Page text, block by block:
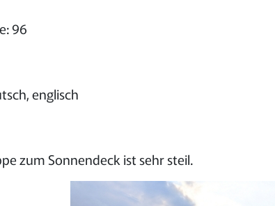
96
englisch
zum Sonnendeck ist sehr steil.